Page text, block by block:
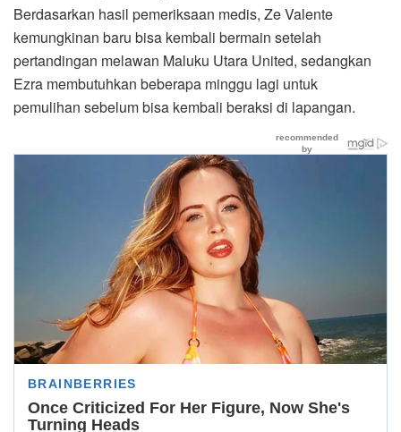
Berdasarkan hasil pemeriksaan medis, Ze Valente
kemungkinan baru bisa kembali bermain setelah
pertandingan melawan Maluku Utara United, sedangkan
Ezra membutuhkan beberapa minggu lagi untuk
pemulihan sebelum bisa kembali beraksi di lapangan.